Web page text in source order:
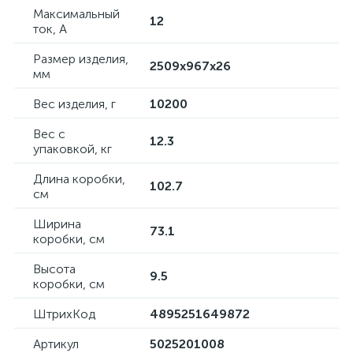
Максимальный
ток, А
12
Размер изделия,
мм
2509x967x26
Вес изделия, г
10200
Вес с
упаковкой, кг
12.3
Длина коробки,
см
102.7
Ширина
коробки, см
73.1
Высота
коробки, см
9.5
ШтрихКод
4895251649872
Артикул
5025201008